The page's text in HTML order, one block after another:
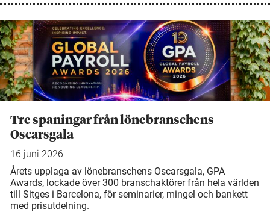
Tre spaningar från lönebranschens
Oscarsgala
16 juni 2026
Årets upplaga av lönebranschens Oscarsgala, GPA
Awards, lockade över 300 branschaktörer från hela världen
till Sitges i Barcelona, för seminarier, mingel och bankett
med prisutdelning.